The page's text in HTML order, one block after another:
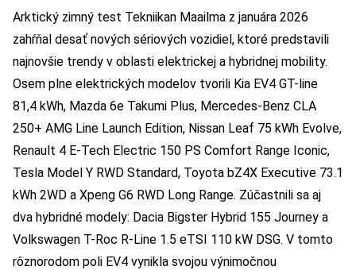
Arktický zimný test Tekniikan Maailma z januára 2026
zahŕňal desať nových sériových vozidiel, ktoré predstavili
najnovšie trendy v oblasti elektrickej a hybridnej mobility.
Osem plne elektrických modelov tvorili Kia EV4 GT-line
81,4 kWh, Mazda 6e Takumi Plus, Mercedes-Benz CLA
250+ AMG Line Launch Edition, Nissan Leaf 75 kWh Evolve,
Renault 4 E-Tech Electric 150 PS Comfort Range Iconic,
Tesla Model Y RWD Standard, Toyota bZ4X Executive 73.1
kWh 2WD a Xpeng G6 RWD Long Range. Zúčastnili sa aj
dva hybridné modely: Dacia Bigster Hybrid 155 Journey a
Volkswagen T-Roc R-Line 1.5 eTSI 110 kW DSG. V tomto
rôznorodom poli EV4 vynikla svojou výnimočnou